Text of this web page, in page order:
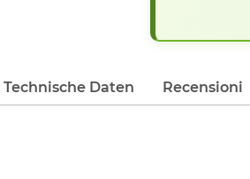
Technische Daten Recensioni